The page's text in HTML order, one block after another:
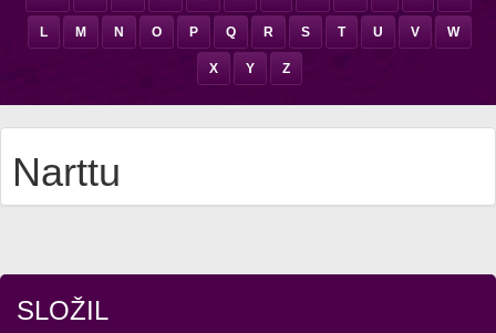
L M N O P Q R S T U V W
X Y Z
Narttu
SLOŽIL